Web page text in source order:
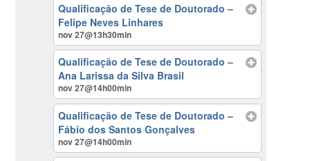
Qualificação de Tese de Doutorado –
Felipe Neves Linhares
nov 27@13h30min
Qualificação de Tese de Doutorado –
Ana Larissa da Silva Brasil
nov 27@14h00min
Qualificação de Tese de Doutorado –
Fábio dos Santos Gonçalves
nov 27@14h00min